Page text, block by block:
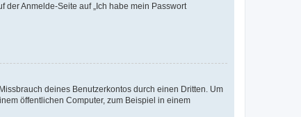
Anmelde-Seite auf „Ich habe mein Passwort
deines Benutzerkontos durch einen Dritten. Um
öffentlichen Computer, zum Beispiel in einem